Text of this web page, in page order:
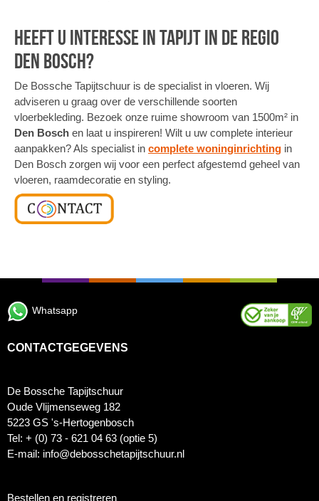
Heeft u interesse in tapijt in de regio
Den Bosch?
De Bossche Tapijtschuur is de specialist in vloeren. Wij
adviseren u graag over de verschillende soorten
vloerbekleding. Bezoek onze ruime showroom van 1500m² in
Den Bosch en laat u inspireren! Wilt u uw complete interieur
aanpakken? Als specialist in complete woninginrichting in
Den Bosch zorgen wij voor een perfect afgestemd geheel van
vloeren, raamdecoratie en styling.
Whatsapp
CONTACTGEGEVENS
De Bossche Tapijtschuur
Oude Vlijmenseweg 182
5223 GS 's-Hertogenbosch
Tel: + (0) 73 - 621 04 63 (optie 5)
E-mail: info@debosschetapijtschuur.nl
Bestellen en registreren